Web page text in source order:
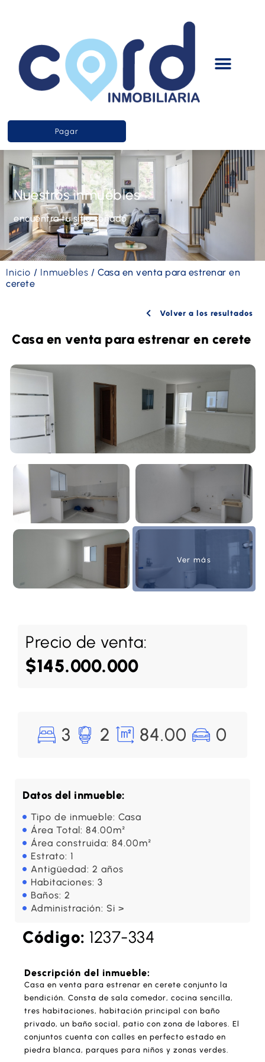
Pagar
Nuestros inmuebles
encuentra tu sitio soñado
Inicio / Inmuebles / Casa en venta para estrenar en
cerete
Casa en venta para estrenar en cerete
Volver a los resultados
Ver más
Precio de venta:
$145.000.000
3 2 84.00 0
Datos del inmueble:
Tipo de inmueble: Casa
Área Total: 84.00m²
Área construida: 84.00m²
Estrato: 1
Antigüedad: 2 años
Habitaciones: 3
Baños: 2
Administración: Si >
Código: 1237-334
Descripción del inmueble:
Casa en venta para estrenar en cerete conjunto la
bendición. Consta de sala comedor, cocina sencilla,
tres habitaciones, habitación principal con baño
privado, un baño social, patio con zona de labores. El
conjuntos cuenta con calles en perfecto estado en
piedra blanca, parques para niños y zonas verdes.